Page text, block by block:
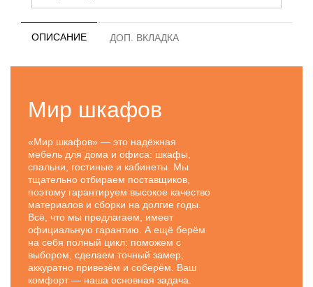
ОПИСАНИЕ ДОП. ВКЛАДКА
Мир шкафов
«Мир шкафов» — это надёжная
мебель для дома и офиса: шкафы,
спальни, гостиные и кабинеты. Мы
тщательно отбираем поставщиков,
поэтому гарантируем высокое качество
материалов и сборки на долгие годы.
Всё, что мы предлагаем, имеет
официальную гарантию. А ещё берём
на себя полный цикл: поможем с
выбором, сделаем точный замер,
аккуратно привезём и соберём. Ваш
комфорт — наша основная задача.